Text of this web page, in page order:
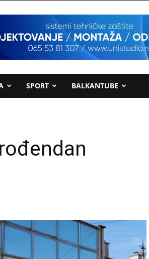
SPORT BALKANTUBE